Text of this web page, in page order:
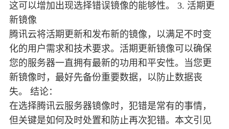
这可以增加出现选择错误镜像的能够性。 3. 活期更
新镜像
腾讯云将活期更新和发布新的镜像，以满足不时变
化的用户需求和技术要求。活期更新镜像可以确保
您的服务器一直拥有最新的功用和平安性。当您更
新镜像时，最好先备份重要数据，以防止数据丧
失。 结论：
在选择腾讯云服务器镜像时，犯错是常有的事情，
但关键是如何及时处置和防止再次犯错。本文引见